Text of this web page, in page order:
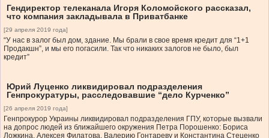
Гендиректор телеканала Игоря Коломойского рассказал,
что компания закладывала в Приватбанке
[29 апреля 2019 года]
“У нас в залог был дом, здание. Мы брали в свое время кредит для “1+1
Продакшн”, и мы его погасили. Так что никаких залогов не было, был
кредит”
Юрий Луценко ликвидировал подразделения
Генпрокуратуры, расследовавшие “дело Курченко”
[26 апреля 2019 года]
Генпрокурор Украины ликвидировал подразделения ГПУ, которые вызвали
на допрос людей из ближайшего окружения Петра Порошенко: Бориса
Ложкина, Алексея Филатова, Валерию Гонтареву и Константина Стеценко